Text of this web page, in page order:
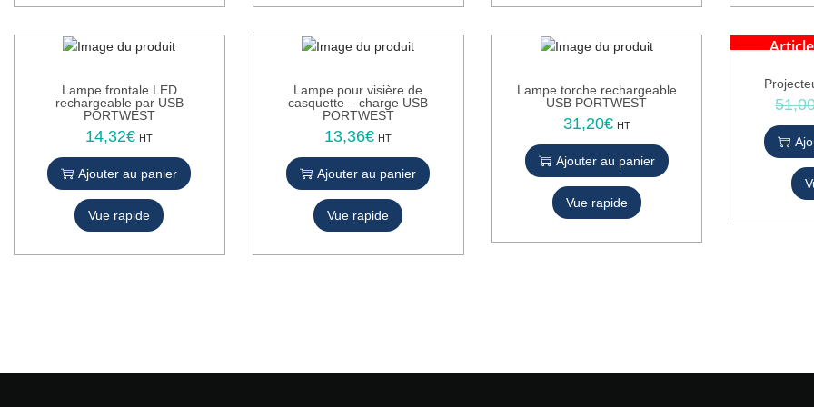
Lampe frontale LED
rechargeable par USB
PORTWEST
14,32€ HT
Ajouter au panier
Vue rapide
Lampe pour visière de
casquette – charge USB
PORTWEST
13,36€ HT
Ajouter au panier
Vue rapide
Lampe torche rechargeable
USB PORTWEST
31,20€ HT
Ajouter au panier
Vue rapide
-41%